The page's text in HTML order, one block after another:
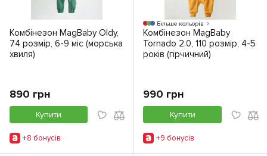
Комбінезон MagBaby Oldy,
74 розмір, 6-9 міс (морська
хвиля)
890 грн
Купити
+8 бонусiв
Більше кольорів
Комбінезон MagBaby
Tornado 2.0, 110 розмір, 4-5
років (гірчичний)
990 грн
Купити
+9 бонусiв